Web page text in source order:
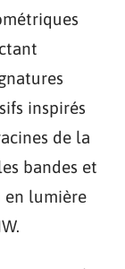
inspirés
de la
bandes et
en lumière